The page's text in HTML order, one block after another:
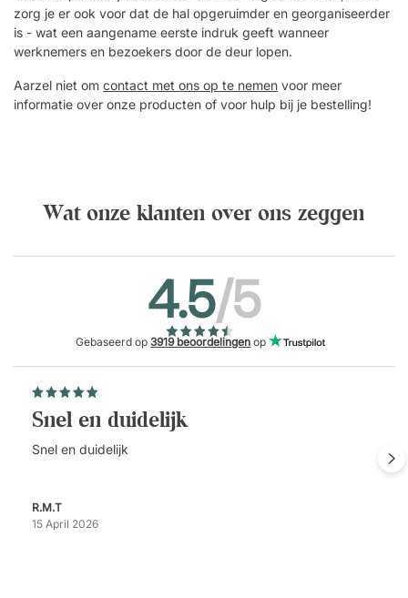
zorg je er ook voor dat de hal opgeruimder en georganiseerder
is - wat een aangename eerste indruk geeft wanneer
werknemers en bezoekers door de deur lopen.
Aarzel niet om contact met ons op te nemen voor meer
informatie over onze producten of voor hulp bij je bestelling!
Wat onze klanten over ons zeggen
4.5/5
Gebaseerd op3919 beoordelingen op
Snel en duidelijk
Snel en duidelijk
R.M.T
15 April 2026